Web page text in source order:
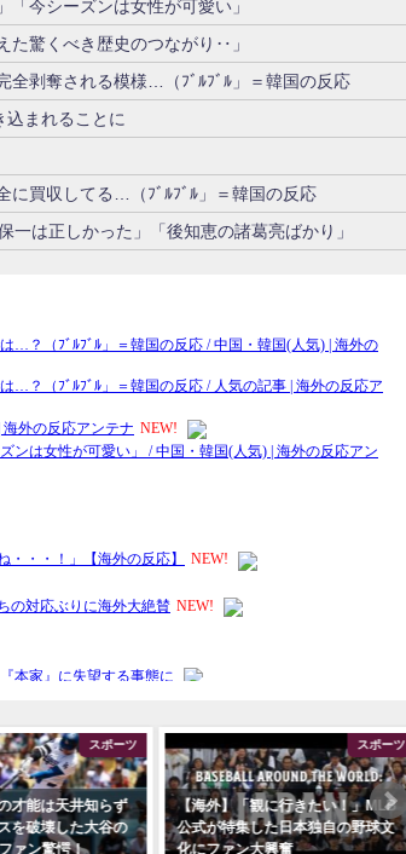
今シーズンは女性が可愛い」
驚くべき歴史のつながり‥」
全剥奪される模様…（ﾌﾞﾙﾌﾞﾙ」＝韓国の反応
込まれることに
買収してる…（ﾌﾞﾙﾌﾞﾙ」＝韓国の反応
は正しかった」「後知恵の諸葛亮ばかり」
スポーツ
才能は天井知らず
を破壊した大谷の
ァン驚愕！
スポーツ
【海外】「観に行きたい！」MLB
公式が特集した日本独自の野球文
化にファン大興奮